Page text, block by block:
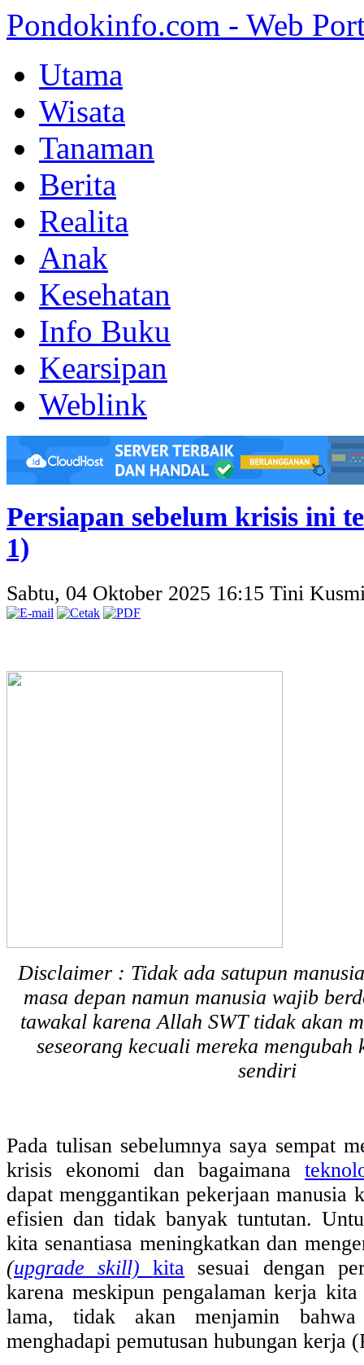
Pondokinfo.com - Web
Utama
Wisata
Tanaman
Berita
Realita
Anak
Kesehatan
Info Buku
Kearsipan
Weblink
Persiapan sebelum krisis ini
1)
Sabtu, 04 Oktober 2025 16:15 Tini
Disclaimer : Tidak ada satupun
masa depan namun manusia wajib
tawakal karena Allah SWT tidak akan
seseorang kecuali mereka mengubah
sendiri
Pada tulisan sebelumnya saya sempat
krisis ekonomi dan bagaimana
dapat menggantikan pekerjaan manusia
efisien dan tidak banyak tuntutan.
kita senantiasa meningkatkan dan
(upgrade skill)kita sesuai dengan
karena meskipun pengalaman kerja
lama, tidak akan menjamin
menghadapi pemutusan hubungan kerja